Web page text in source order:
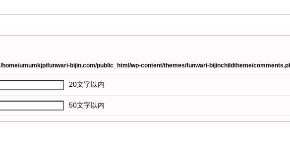
/home/umumkjp/funwari-bijin.com/public_html/wp-content/themes/funwari-bijinchildtheme/
20文字以内
50文字以内